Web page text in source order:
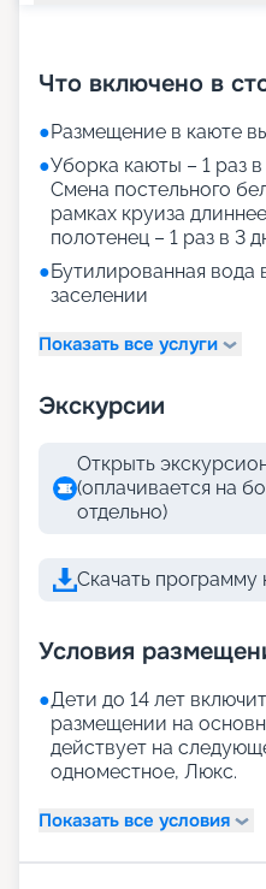
Что включено в
●Размещение в каюте
●Уборка каюты – 1 раз
Смена постельного
рамках круиза
полотенец – 1 раз в 3
●Бутилированная вода
заселении
Показать все услуги
Экскурсии
Открыть
(оплачивается на
отдельно)
Скачать программу
Условия
●Дети до 14 лет
размещении на
действует на
одноместное, Люкс.
Показать все условия